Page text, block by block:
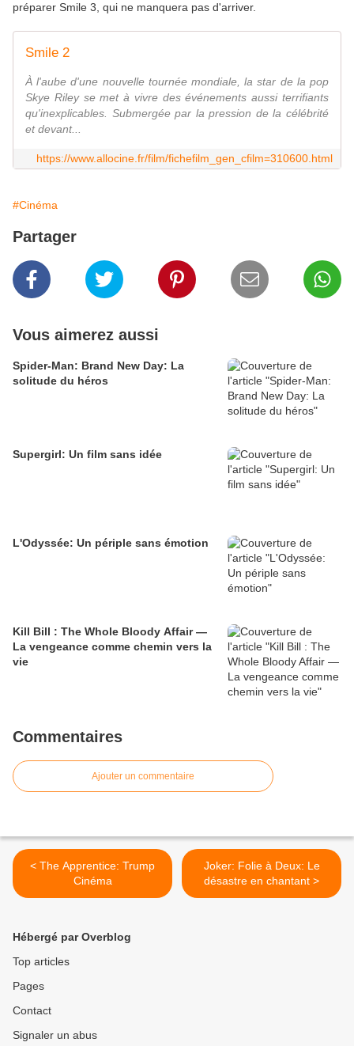
préparer Smile 3, qui ne manquera pas d'arriver.
Smile 2
À l'aube d'une nouvelle tournée mondiale, la star de la pop
Skye Riley se met à vivre des événements aussi terrifiants
qu'inexplicables. Submergée par la pression de la célébrité
et devant...
https://www.allocine.fr/film/fichefilm_gen_cfilm=310600.html
#Cinéma
Partager
Vous aimerez aussi
Spider-Man: Brand New Day: La
solitude du héros
Supergirl: Un film sans idée
L'Odyssée: Un périple sans émotion
Kill Bill : The Whole Bloody Affair —
La vengeance comme chemin vers la
vie
Commentaires
Ajouter un commentaire
< The Apprentice: Trump
Cinéma
Joker: Folie à Deux: Le
désastre en chantant >
Hébergé par Overblog
Top articles
Pages
Contact
Signaler un abus